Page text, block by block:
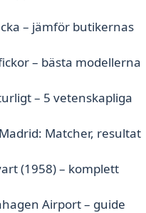
– jämför butikernas
– bästa modellerna
– 5 vetenskapliga
Matcher, resultat
(1958) – komplett
Airport – guide